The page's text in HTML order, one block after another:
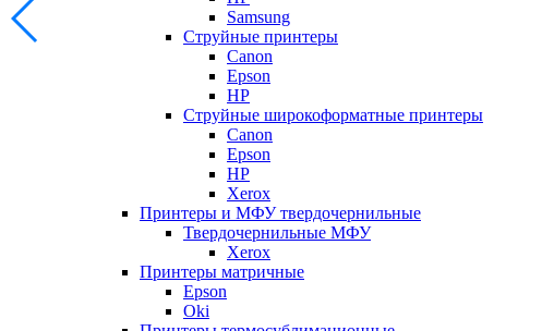
Samsung
Струйные принтеры
Canon
Epson
HP
Струйные широкоформатные принтеры
Canon
Epson
HP
Xerox
Принтеры и МФУ твердочернильные
Твердочернильные МФУ
Xerox
Принтеры матричные
Epson
Oki